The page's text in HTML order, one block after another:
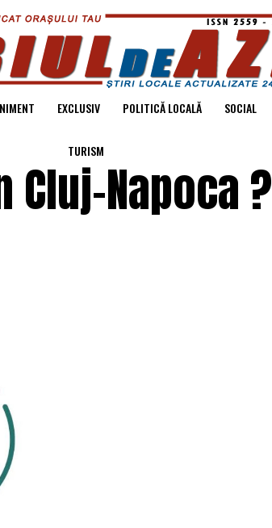
EXCLUSIV POLITICĂ LOCALĂ SOCIAL
TURISM
Cluj-Napoca ?